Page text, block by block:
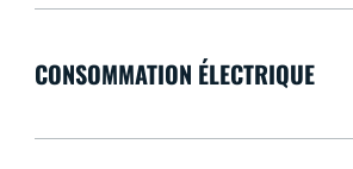
CONSOMMATION ÉLECTRIQUE